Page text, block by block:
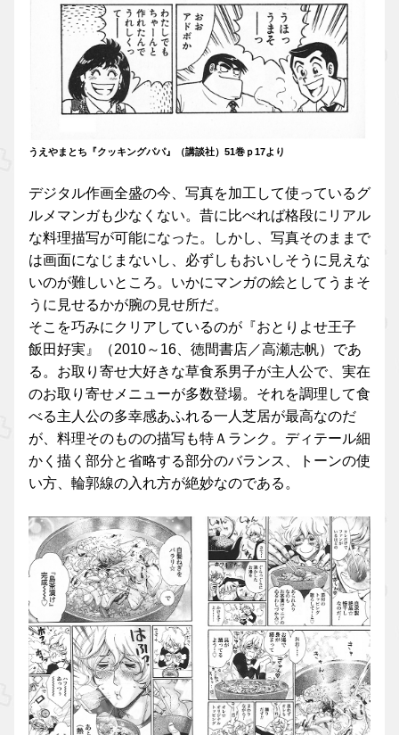
うえやまとち『クッキングパパ』（講談社）51巻ｐ17より
デジタル作画全盛の今、写真を加工して使っているグ
ルメマンガも少なくない。昔に比べれば格段にリアル
な料理描写が可能になった。しかし、写真そのままで
は画面になじまないし、必ずしもおいしそうに見えな
いのが難しいところ。いかにマンガの絵としてうまそ
うに見せるかが腕の見せ所だ。
そこを巧みにクリアしているのが『おとりよせ王子
飯田好実』（2010～16、徳間書店／高瀬志帆）であ
る。お取り寄せ大好きな草食系男子が主人公で、実在
のお取り寄せメニューが多数登場。それを調理して食
べる主人公の多幸感あふれる一人芝居が最高なのだ
が、料理そのものの描写も特Ａランク。ディテール細
かく描く部分と省略する部分のバランス、トーンの使
い方、輪郭線の入れ方が絶妙なのである。